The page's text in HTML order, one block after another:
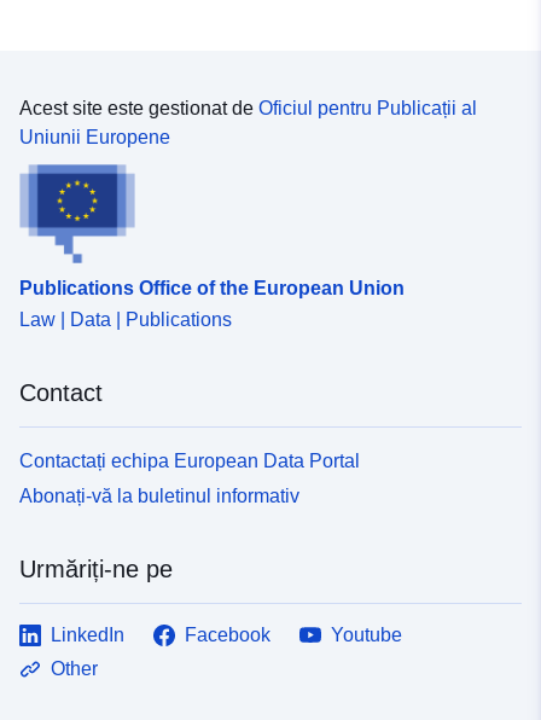
Acest site este gestionat de Oficiul pentru Publicații al
Uniunii Europene
Publications Office of the European Union
Law | Data | Publications
Contact
Contactați echipa European Data Portal
Abonați-vă la buletinul informativ
Urmăriți-ne pe
LinkedIn Facebook
Youtube
Other